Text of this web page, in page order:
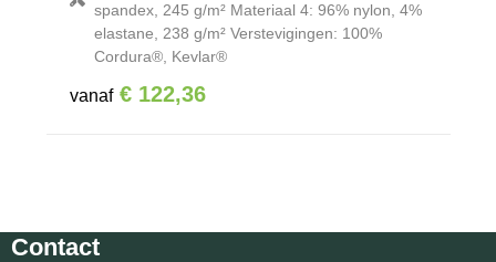
spandex, 245 g/m² Materiaal 4: 96% nylon, 4%
elastane, 238 g/m² Verstevigingen: 100%
Cordura®, Kevlar®
vanaf € 122,36
Contact